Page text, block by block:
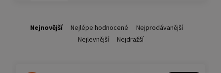
Nejnovější Nejlépe hodnocené
Nejprodávanější
Nejlevnější
Nejdražší